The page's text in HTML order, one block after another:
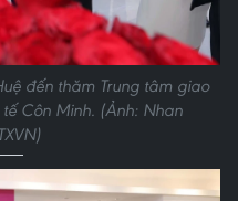
đến thăm Trung tâm giao
Côn Minh. (Ảnh: Nhan